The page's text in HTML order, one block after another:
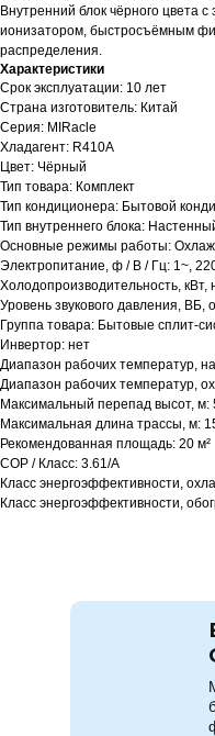
Внутренний блок чёрного цвета
ионизатором, быстросъёмным
распределения.
Характеристики
Срок эксплуатации: 10 лет
Страна изготовитель: Китай
Серия: MIRacle
Хладагент: R410A
Цвет: Чёрный
Тип товара: Комплект
Тип кондиционера: Бытовой
Тип внутреннего блока:
Основные режимы работы:
Электропитание, ф / В / Гц: 1~,
Холодопроизводительность, кВт,
Уровень звукового давления, ВБ,
Группа товара: Бытовые сплит-
Инвертор: нет
Диапазон рабочих температур,
Диапазон рабочих температур,
Максимальный перепад высот, м:
Максимальная длина трассы, м:
Рекомендованная площадь: 20 м²
COP / Класс: 3.61/A
Класс энергоэффективности,
Класс энергоэффективности,